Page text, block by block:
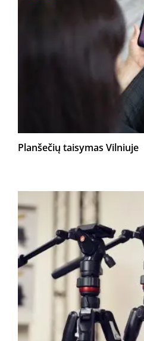
Planšečių taisymas Vilniuje